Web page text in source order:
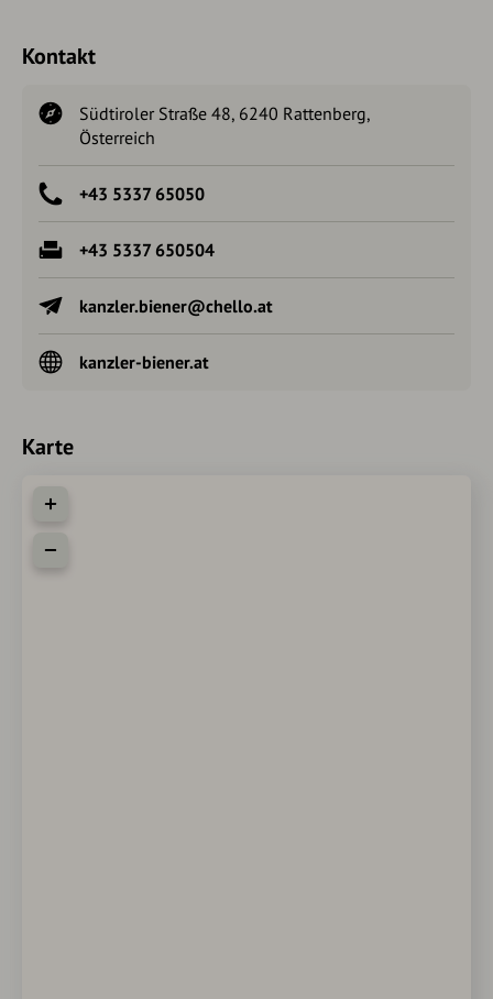
Kontakt
Südtiroler Straße 48, 6240 Rattenberg,
Österreich
+43 5337 65050
+43 5337 650504
kanzler.biener@chello.at
kanzler-biener.at
Karte